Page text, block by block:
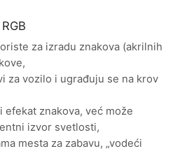
za izradu znakova (akrilnih
za vozilo i ugrađuju se na krov
efekat znakova, već može
izvor svetlosti,
mesta za zabavu, „vodeći